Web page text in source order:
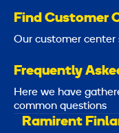
Find Customer
Our customer
Frequently
Here we have
common questions
Ramirent